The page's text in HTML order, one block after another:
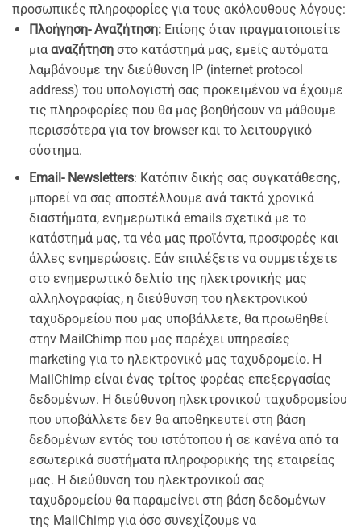
προσωπικές πληροφορίες για τους ακόλουθους λόγους:
Πλοήγηση- Αναζήτηση:Επίσης όταν πραγματοποιείτε
μια αναζήτησηστο κατάστημά μας, εμείς αυτόματα
λαμβάνουμε την διεύθυνση IP (internet protocol
address) του υπολογιστή σας προκειμένου να έχουμε
τις πληροφορίες που θα μας βοηθήσουν να μάθουμε
περισσότερα για τον browser και το λειτουργικό
σύστημα.
Email- Newsletters: Κατόπιν δικής σας συγκατάθεσης,
μπορεί να σας αποστέλλουμε ανά τακτά χρονικά
διαστήματα, ενημερωτικά emails σχετικά με το
κατάστημά μας, τα νέα μας προϊόντα, προσφορές και
άλλες ενημερώσεις. Εάν επιλέξετε να συμμετέχετε
στο ενημερωτικό δελτίο της ηλεκτρονικής μας
αλληλογραφίας, η διεύθυνση του ηλεκτρονικού
ταχυδρομείου που μας υποβάλλετε, θα προωθηθεί
στην MailChimp που μας παρέχει υπηρεσίες
marketing για το ηλεκτρονικό μας ταχυδρομείο. Η
MailChimp είναι ένας τρίτος φορέας επεξεργασίας
δεδομένων. Η διεύθυνση ηλεκτρονικού ταχυδρομείου
που υποβάλλετε δεν θα αποθηκευτεί στη βάση
δεδομένων εντός του ιστότοπου ή σε κανένα από τα
εσωτερικά συστήματα πληροφορικής της εταιρείας
μας. Η διεύθυνση του ηλεκτρονικού σας
ταχυδρομείου θα παραμείνει στη βάση δεδομένων
της MailChimp για όσο συνεχίζουμε να